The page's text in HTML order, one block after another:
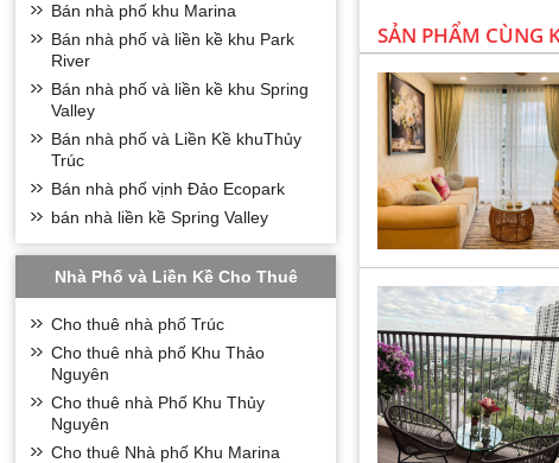
SẢN PHẨM CÙNG
Bán nhà phố khu Marina
Bán nhà phố và liền kề khu Park
River
Bán nhà phố và liền kề khu Spring
Valley
Bán nhà phố và Liền Kề khuThủy
Trúc
Bán nhà phố vịnh Đảo Ecopark
bán nhà liền kề Spring Valley
Nhà Phố và Liền Kề Cho Thuê
Cho thuê nhà phố Trúc
Cho thuê nhà phố Khu Thảo
Nguyên
Cho thuê nhà Phố Khu Thủy
Nguyên
Cho thuê Nhà phố Khu Marina